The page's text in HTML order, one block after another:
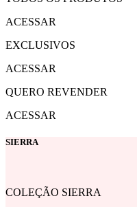
ACESSAR
EXCLUSIVOS
ACESSAR
QUERO REVENDER
ACESSAR
SIERRA
COLEÇÃO SIERRA